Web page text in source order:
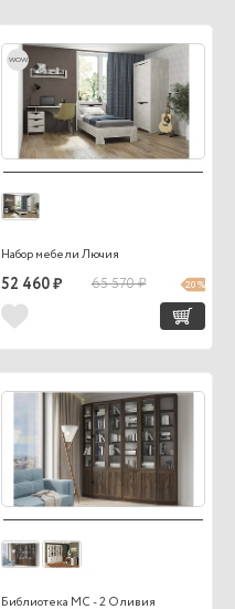
wow
Набор мебели Лючия
52 460 ₽ 65 570 ₽ 20 %
Библиотека МС - 2 Оливия